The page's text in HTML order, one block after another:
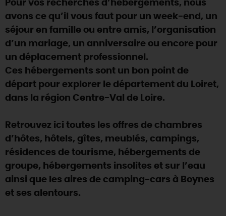
TOUTES LES ACTIVITÉS
Visitesgourmandesetcréatives
Vins etvignobles
Chic, une aire de pique-nique
Par ici lesguinguettes
Que rapporter du Loiret ?
La Route desMétiers d'Art
TOUT L'ART DE VIVRE
Des vacances auprès des animaux 🐎
(re)Découvrir les coulisses de la Faïencerie de
Gien !
Expérimenterles parcours Baludik
Une saison de festivals 🎉
Rendez-vous de la nature en 2026
Des sorties en famille dans le Loiret !
Programme des animations "Loiret au fil de l'eau"
2026
Où sortir ?
SE REPÉRER, SE DÉPLACER
INFOS &SERVICES
RÉSERVER MAINTENANT
Pour vos recherches d’hébergements, nous
avons ce qu’il vous faut pour un week-end, un
séjour en famille ou entre amis, l’organisation
d’un mariage, un anniversaire ou encore pour
un déplacement professionnel.
Ces hébergements sont un bon point de
départ pour explorer le département du Loiret,
dans la région Centre-Val de Loire.
Retrouvez ici toutes les offres de chambres
d’hôtes, hôtels, gîtes, meublés, campings,
résidences de tourisme, hébergements de
groupe, hébergements insolites et sur l’eau
ainsi que les aires de camping-cars à Boynes
et ses alentours.